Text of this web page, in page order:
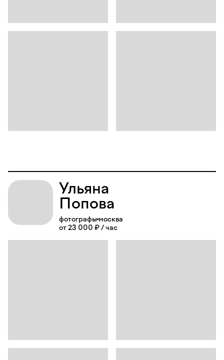
Ульяна
Попова
фотографы москва
от 23 000 ₽ / час